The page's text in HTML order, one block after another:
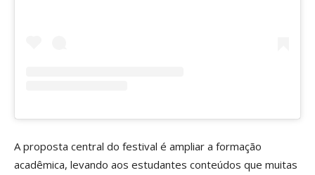
A proposta central do festival é ampliar a formação
acadêmica, levando aos estudantes conteúdos que muitas